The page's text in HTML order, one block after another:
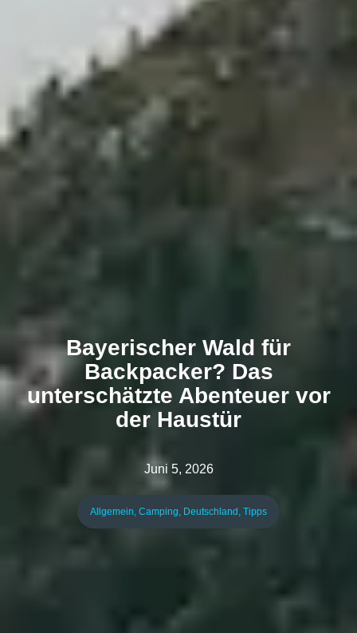
Bayerischer Wald für
Backpacker? Das
unterschätzte Abenteuer vor
der Haustür
Juni 5, 2026
Allgemein, Camping, Deutschland , Tipps